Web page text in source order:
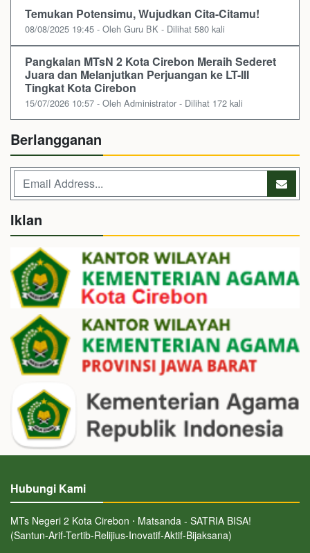
Temukan Potensimu, Wujudkan Cita-Citamu!
08/08/2025 19:45 - Oleh Guru BK - Dilihat 580 kali
Pangkalan MTsN 2 Kota Cirebon Meraih Sederet
Juara dan Melanjutkan Perjuangan ke LT-III
Tingkat Kota Cirebon
15/07/2026 10:57 - Oleh Administrator - Dilihat 172 kali
Berlangganan
Iklan
Hubungi Kami
MTs Negeri 2 Kota Cirebon ⋅ Matsanda - SATRIA BISA!
(Santun-Arif-Tertib-Relijius-Inovatif-Aktif-Bijaksana)